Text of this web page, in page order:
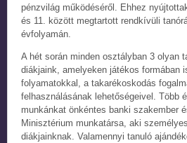
pénzvilág működéséről. Ehhez
és 11. között megtartott rendkívüli
évfolyamán.
A hét során minden osztályban 3 olyan
diákjaink, amelyeken játékos formában
folyamatokkal, a takarékoskodás
felhasználásának lehetőségeivel. Több
munkánkat önkéntes banki szakember
Minisztérium munkatársa, aki
diákjainknak. Valamennyi tanuló